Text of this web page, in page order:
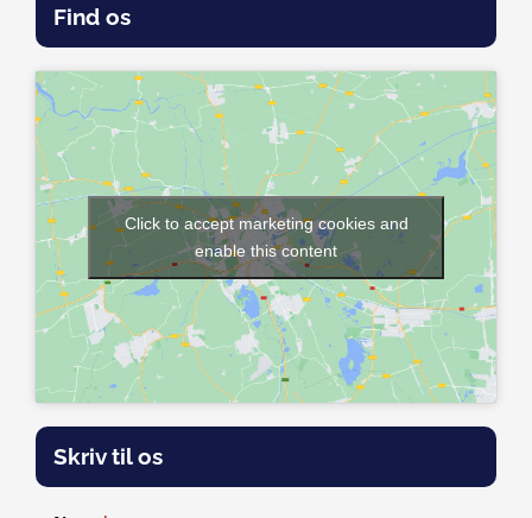
Find os
Click to accept marketing cookies and
enable this content
Skriv til os